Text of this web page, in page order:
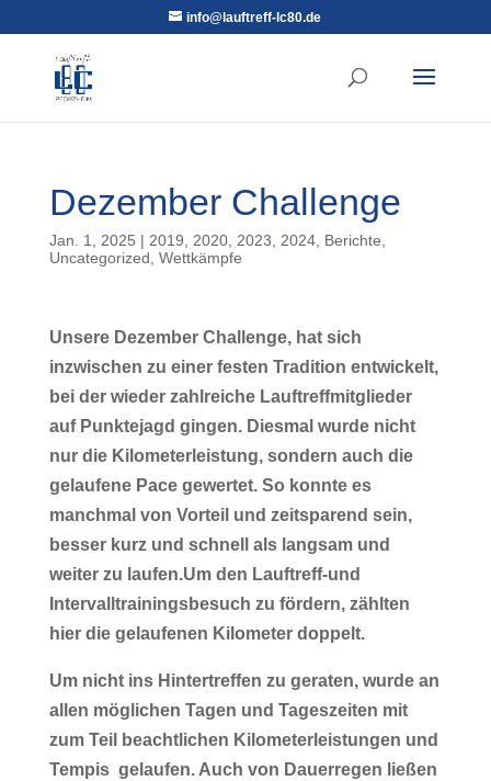
info@lauftreff-lc80.de
Dezember Challenge
Jan. 1, 2025 | 2019 2020, 2023 2024, Berichte
Uncategorized Wettkämpfe
Unsere Dezember Challenge, hat sich
inzwischen zu einer festen Tradition entwickelt,
bei der wieder zahlreiche Lauftreffmitglieder
auf Punktejagd gingen. Diesmal wurde nicht
nur die Kilometerleistung, sondern auch die
gelaufene Pace gewertet. So konnte es
manchmal von Vorteil und zeitsparend sein,
besser kurz und schnell als langsam und
weiter zu laufen.Um den Lauftreff-und
Intervalltrainingsbesuch zu fördern, zählten
hier die gelaufenen Kilometer doppelt.
Um nicht ins Hintertreffen zu geraten, wurde an
allen möglichen Tagen und Tageszeiten mit
zum Teil beachtlichen Kilometerleistungen und
Tempis gelaufen. Auch von Dauerregen ließen